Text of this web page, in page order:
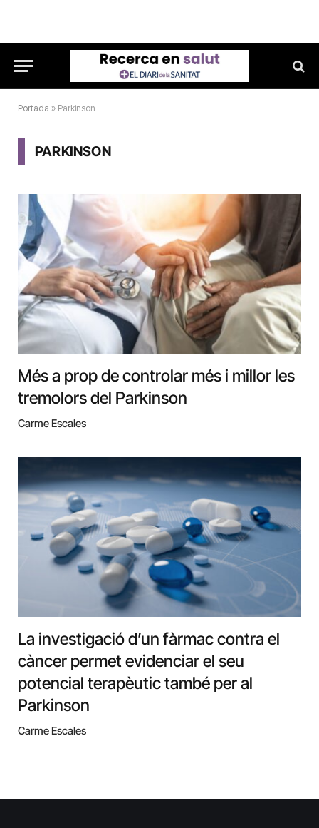
Portada » Parkinson
PARKINSON
Més a prop de controlar més i millor les
tremolors del Parkinson
Carme Escales
La investigació d’un fàrmac contra el
càncer permet evidenciar el seu
potencial terapèutic també per al
Parkinson
Carme Escales